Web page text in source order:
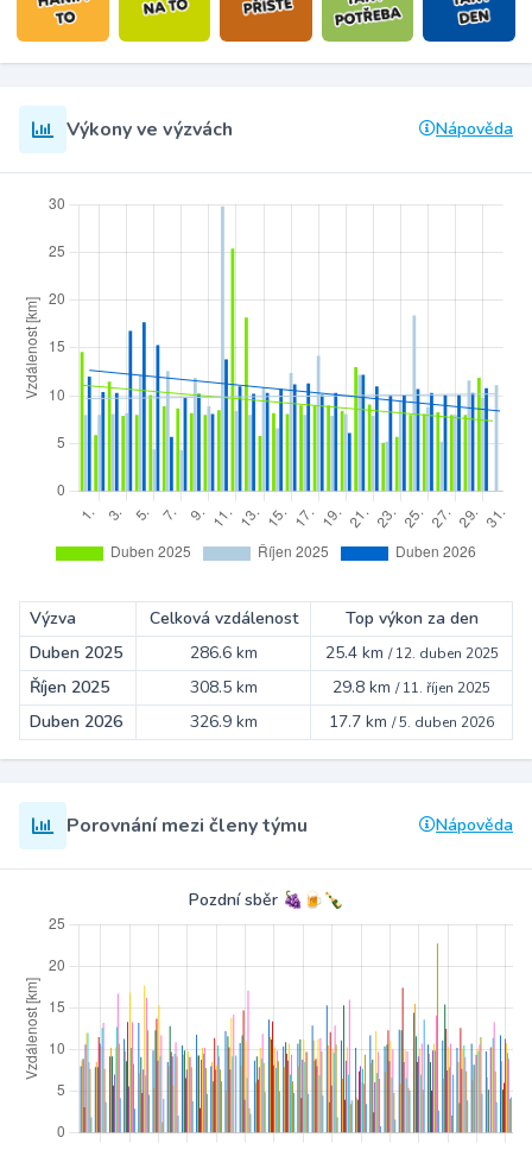
Výkony ve výzvách Nápověda
Výzva Celková vzdálenost
Top výkon za den
Duben 2025
286.6 km 25.4 km /12. duben 2025
Říjen 2025 308.5 km 29.8 km /11. říjen 2025
Duben 2026 326.9 km 17.7 km /5. duben 2026
Porovnání mezi členy týmu Nápověda
Pozdní sběr 🍇🍺🍾